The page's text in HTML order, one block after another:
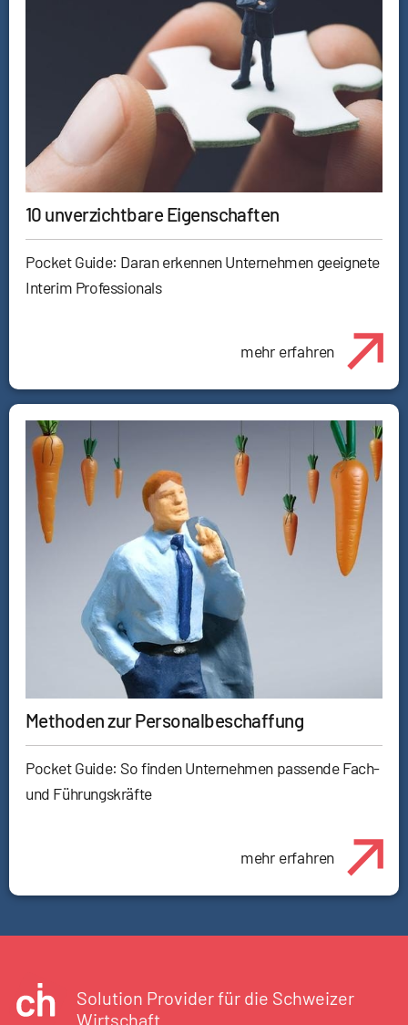
10 unverzichtbare Eigenschaften
Pocket Guide: Daran erkennen Unternehmen geeignete
Interim Professionals
mehr erfahren
Methoden zur Personalbeschaffung
Pocket Guide: So finden Unternehmen passende Fach-
und Führungskräfte
mehr erfahren
Solution Provider für die Schweizer
Wirtschaft